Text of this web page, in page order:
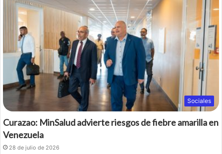
Sociales
Curazao: MinSalud advierte riesgos de fiebre amarilla en
Venezuela
28 de julio de 2026